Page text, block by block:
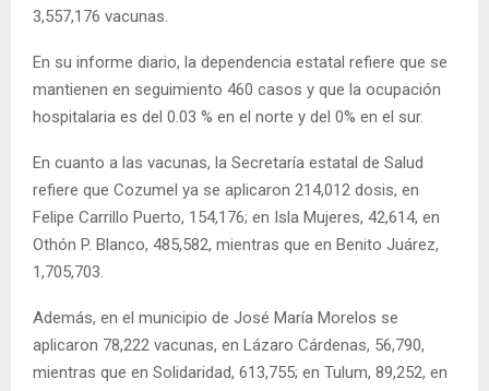
3,557,176 vacunas.
En su informe diario, la dependencia estatal refiere que se
mantienen en seguimiento 460 casos y que la ocupación
hospitalaria es del 0.03 % en el norte y del 0% en el sur.
En cuanto a las vacunas, la Secretaría estatal de Salud
refiere que Cozumel ya se aplicaron 214,012 dosis, en
Felipe Carrillo Puerto, 154,176; en Isla Mujeres, 42,614, en
Othón P. Blanco, 485,582, mientras que en Benito Juárez,
1,705,703.
Además, en el municipio de José María Morelos se
aplicaron 78,222 vacunas, en Lázaro Cárdenas, 56,790,
mientras que en Solidaridad, 613,755; en Tulum, 89,252, en